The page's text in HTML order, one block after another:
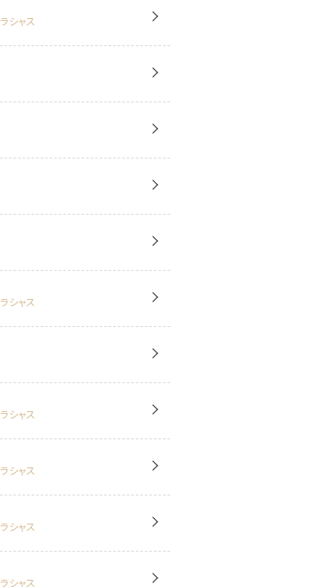
ラシャス
ラシャス
ラシャス
ラシャス
ラシャス
ラシャス